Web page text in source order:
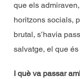
que els
horitzons socials,
brutal, s’havia
salvatge, el que
I què va passar